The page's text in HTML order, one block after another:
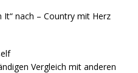
nach – Country mit Herz
Vergleich mit anderen